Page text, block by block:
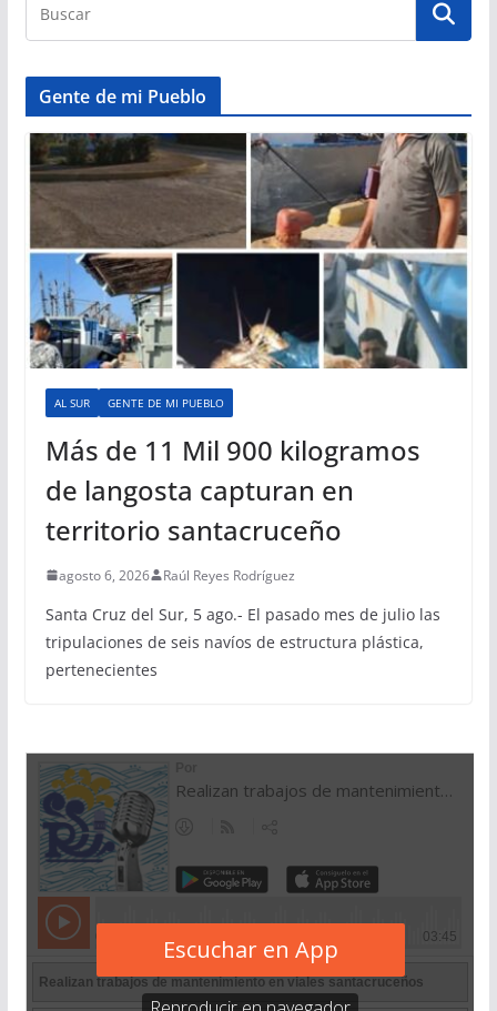
Gente de mi Pueblo
AL SUR GENTE DE MI PUEBLO
Más de 11 Mil 900 kilogramos
de langosta capturan en
territorio santacruceño
agosto 6, 2026 Raúl Reyes Rodríguez
Santa Cruz del Sur, 5 ago.- El pasado mes de julio las
tripulaciones de seis navíos de estructura plástica,
pertenecientes